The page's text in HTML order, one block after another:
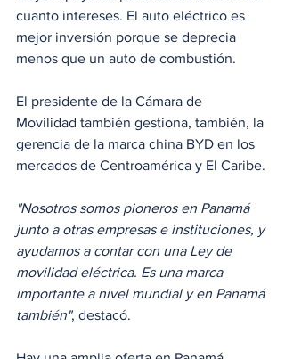
cuanto intereses. El auto eléctrico es
mejor inversión porque se deprecia
menos que un auto de combustión.
El presidente de la Cámara de
Movilidad también gestiona, también, la
gerencia de la marca china BYD en los
mercados de Centroamérica y El Caribe.
"Nosotros somos pioneros en Panamá
junto a otras empresas e instituciones, y
ayudamos a contar con una Ley de
movilidad eléctrica. Es una marca
importante a nivel mundial y en Panamá
también", destacó.